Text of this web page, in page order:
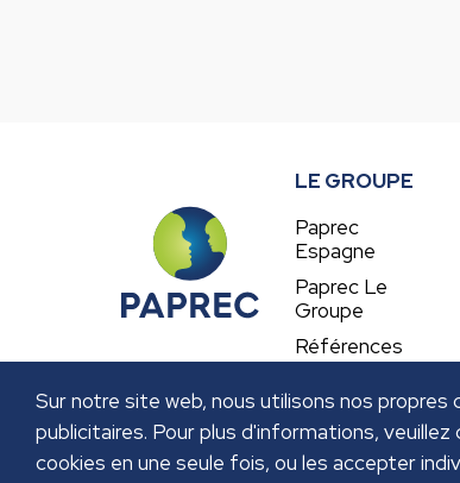
LE GROUPE
Paprec
Espagne
Paprec Le
Groupe
Références
MENTIONS LÉGALES POLITIQUE DE
Sur notre site web, nous utilisons nos
publicitaires. Pour plus d'informations,
cookies en une seule fois, ou les accepter